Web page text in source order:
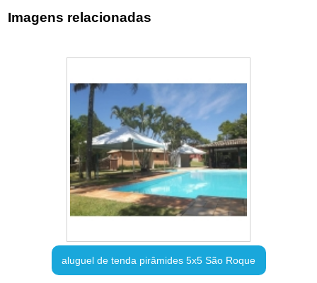
Imagens relacionadas
aluguel de tenda pirâmides 5x5 São Roque